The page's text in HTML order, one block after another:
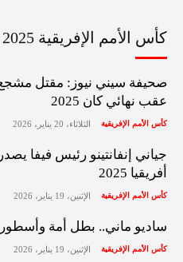
كأس الأمم الإفريقية 2025
صحيفة سيني نيوز: مقتل
عقب نهائي كان 2025
كأس الأمم الإفريقية الثلاثاء، 20 يناير، 2026
جياني إنفانتينو رئيس فيفا
أفريقيا 2025
كأس الأمم الإفريقية الإثنين، 19 يناير، 2026
ساديو ماني.. بطل أمة وأسطورة
كأس الأمم الإفريقية الإثنين، 19 يناير، 2026